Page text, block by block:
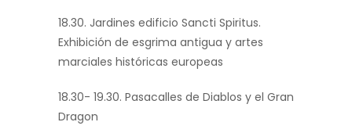
18.30. Jardines edificio Sancti Spiritus.
Exhibición de esgrima antigua y artes
marciales históricas europeas
18.30- 19.30. Pasacalles de Diablos y el Gran
Dragon